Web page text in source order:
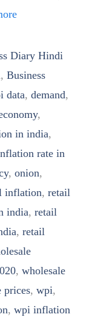
Diary Hindi
, Business
data, demand,
,
in india,
rate in
, onion,
inflation, retail
india, retail
, retail
, wholesale
prices, wpi,
, wpi inflation